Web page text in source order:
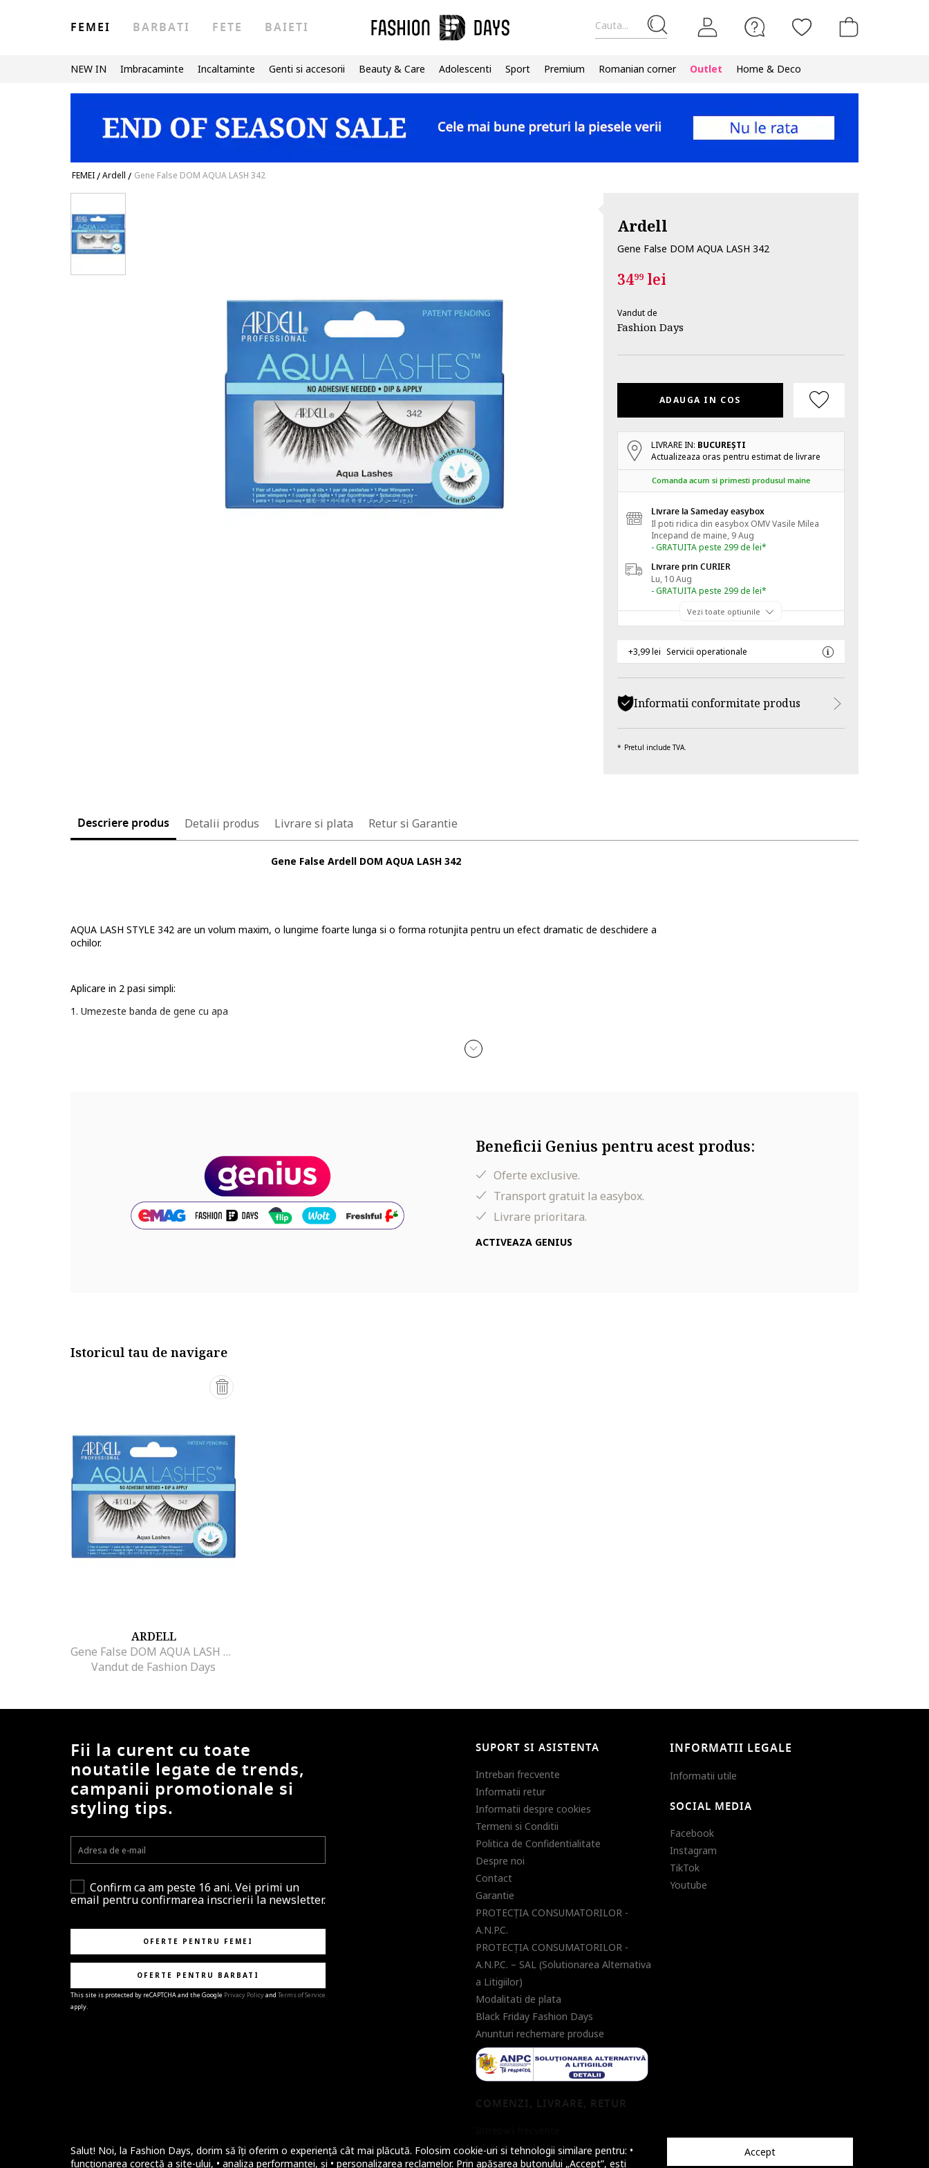
Salut! Noi, la Fashion Days, dorim să îți oferim o experiență cât mai plăcută. Folosim cookie-uri si tehnologii similare pentru: •
funcționarea corectă a site-ului, • analiza performanței, și • personalizarea reclamelor. Prin apăsarea butonului „Accept”, ești
Accept
Cauta...
FEMEI BARBATI FETE BAIETI
NEW IN Imbracaminte Incaltaminte Genti si accesorii Beauty & Care Adolescenti Sport Premium Romanian corner Outlet Home & Deco
FEMEI/Ardell / Gene False DOM AQUA LASH 342
Ardell
Gene False DOM AQUA LASH 342
3499lei
Vandut de
Fashion Days
ADAUGA IN COS
LIVRARE IN: BUCUREŞTI
Actualizeaza oras pentru estimat de livrare
Comanda acum si primesti produsul maine
Livrare la Sameday easybox
Il poti ridica din easybox OMV Vasile Milea
Incepand de maine, 9 Aug
- GRATUITA peste 299 de lei*
Livrare prin CURIER
Lu, 10 Aug
- GRATUITA peste 299 de lei*
Vezi toate optiunile
+3,99 lei Servicii operationale
Informatii conformitate produs
Pretul include TVA.
Descriere produs Detalii produs Livrare si plata Retur si Garantie
Gene False Ardell DOM AQUA LASH 342
AQUA LASH STYLE 342 are un volum maxim, o lungime foarte lunga si o forma rotunjita pentru un efect dramatic de deschidere a
ochilor.
Aplicare in 2 pasi simpli:
1. Umezeste banda de gene cu apa
Beneficii Genius pentru acest produs:
Oferte exclusive.
Transport gratuit la easybox.
Livrare prioritara.
ACTIVEAZA GENIUS
Istoricul tau de navigare
ARDELL
Gene False DOM AQUA LASH 342
Vandut de Fashion Days
Fii la curent cu toate
noutatile legate de trends,
campanii promotionale si
styling tips.
Confirm ca am peste 16 ani. Vei primi un
email pentru confirmarea inscrierii la newsletter.
OFERTE PENTRU FEMEI
OFERTE PENTRU BARBATI
This site is protected by reCAPTCHA and the Google Privacy Policyand Terms of Service
apply.
SUPORT SI ASISTENTA
Intrebari frecvente
Informatii retur
Informatii despre cookies
Termeni si Conditii
Politica de Confidentialitate
Despre noi
Contact
Garantie
PROTECŢIA CONSUMATORILOR -
A.N.P.C.
PROTECŢIA CONSUMATORILOR -
A.N.P.C. – SAL (Solutionarea Alternativa
a Litigiilor)
Modalitati de plata
Black Friday Fashion Days
Anunturi rechemare produse
COMENZI, LIVRARE, RETUR
Metode de plata
Metode de livrare
INFORMATII LEGALE
Informatii utile
SOCIAL MEDIA
Facebook
Instagram
TikTok
Youtube